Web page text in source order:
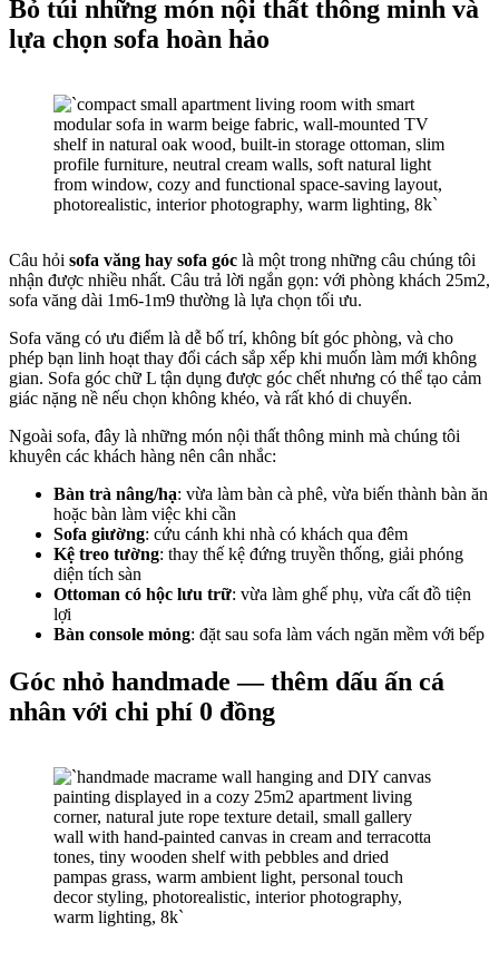
Bỏ túi những món nội thất thông minh và
lựa chọn sofa hoàn hảo
Câu hỏi sofa văng hay sofa góc là một trong những câu chúng tôi
nhận được nhiều nhất. Câu trả lời ngắn gọn: với phòng khách 25m2,
sofa văng dài 1m6-1m9 thường là lựa chọn tối ưu.
Sofa văng có ưu điểm là dễ bố trí, không bít góc phòng, và cho
phép bạn linh hoạt thay đổi cách sắp xếp khi muốn làm mới không
gian. Sofa góc chữ L tận dụng được góc chết nhưng có thể tạo cảm
giác nặng nề nếu chọn không khéo, và rất khó di chuyển.
Ngoài sofa, đây là những món nội thất thông minh mà chúng tôi
khuyên các khách hàng nên cân nhắc:
Bàn trà nâng/hạ: vừa làm bàn cà phê, vừa biến thành bàn ăn
hoặc bàn làm việc khi cần
Sofa giường: cứu cánh khi nhà có khách qua đêm
Kệ treo tường: thay thế kệ đứng truyền thống, giải phóng
diện tích sàn
Ottoman có hộc lưu trữ: vừa làm ghế phụ, vừa cất đồ tiện
lợi
Bàn console mỏng: đặt sau sofa làm vách ngăn mềm với bếp
Góc nhỏ handmade — thêm dấu ấn cá
nhân với chi phí 0 đồng